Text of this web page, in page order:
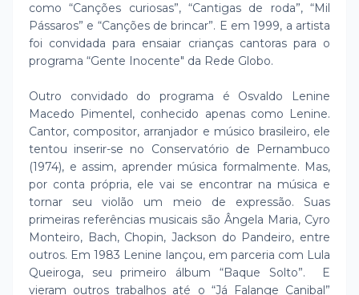
como “Canções curiosas”, “Cantigas de roda”, “Mil
Pássaros” e “Canções de brincar”. E em 1999, a artista
foi convidada para ensaiar crianças cantoras para o
programa “Gente Inocente" da Rede Globo.
Outro convidado do programa é Osvaldo Lenine
Macedo Pimentel, conhecido apenas como Lenine.
Cantor, compositor, arranjador e músico brasileiro, ele
tentou inserir-se no Conservatório de Pernambuco
(1974), e assim, aprender música formalmente. Mas,
por conta própria, ele vai se encontrar na música e
tornar seu violão um meio de expressão. Suas
primeiras referências musicais são Ângela Maria, Cyro
Monteiro, Bach, Chopin, Jackson do Pandeiro, entre
outros. Em 1983 Lenine lançou, em parceria com Lula
Queiroga, seu primeiro álbum “Baque Solto”. E
vieram outros trabalhos até o “Já Falange Canibal”